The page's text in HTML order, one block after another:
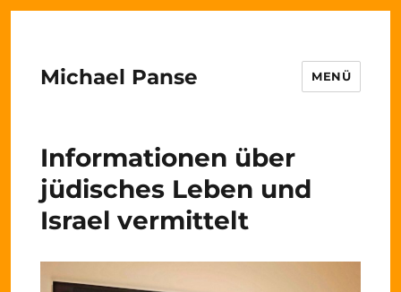
Michael Panse MENÜ
Informationen über
jüdisches Leben und
Israel vermittelt